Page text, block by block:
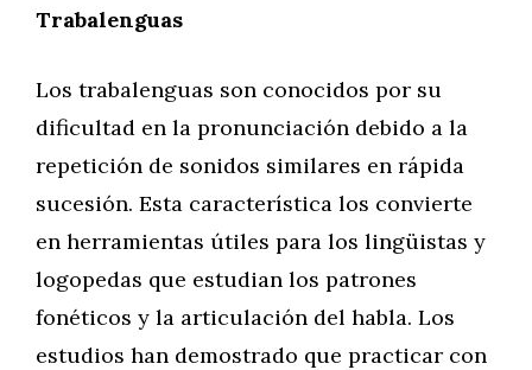
Trabalenguas
Los trabalenguas son conocidos por su
dificultad en la pronunciación debido a la
repetición de sonidos similares en rápida
sucesión. Esta característica los convierte
en herramientas útiles para los lingüistas y
logopedas que estudian los patrones
fonéticos y la articulación del habla. Los
estudios han demostrado que practicar con